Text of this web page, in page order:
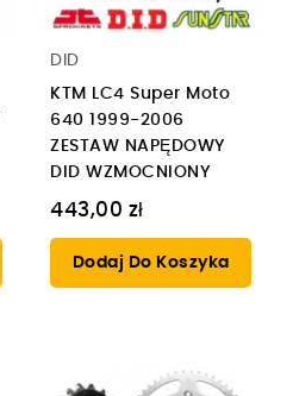
DID
KTM LC4 Super Moto
640 1999-2006
ZESTAW NAPĘDOWY
DID WZMOCNIONY
443,00 zł
Dodaj Do Koszyka